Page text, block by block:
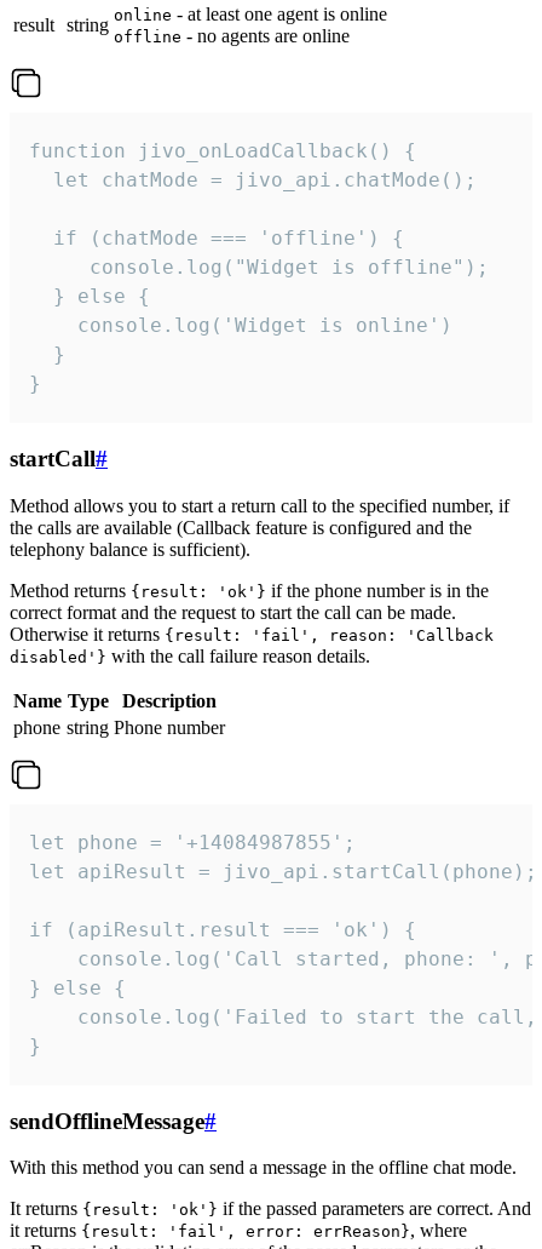
result string online - at least one agent is online
offline - no agents are online
function jivo_onLoadCallback() {
  let chatMode = jivo_api.chatMode();
  if (chatMode === 'offline') {
     console.log("Widget is offline");
  } else {
    console.log('Widget is online')
  }
}
startCall#
Method allows you to start a return call to the specified number, if
the calls are available (Callback feature is configured and the
telephony balance is sufficient).
Method returns {result: 'ok'} if the phone number is in the
correct format and the request to start the call can be made.
Otherwise it returns {result: 'fail', reason: 'Callback
disabled'} with the call failure reason details.
Name Type
Description
phone string Phone number
let phone = '+14084987855';
let apiResult = jivo_api.startCall(phone);
if (apiResult.result === 'ok') {
console.log('Call started, phone: ',
} else {
console.log('Failed to start the
}
sendOfflineMessage#
With this method you can send a message in the offline chat mode.
It returns {result: 'ok'} if the passed parameters are correct. And
it returns {result: 'fail', error: errReason}, where